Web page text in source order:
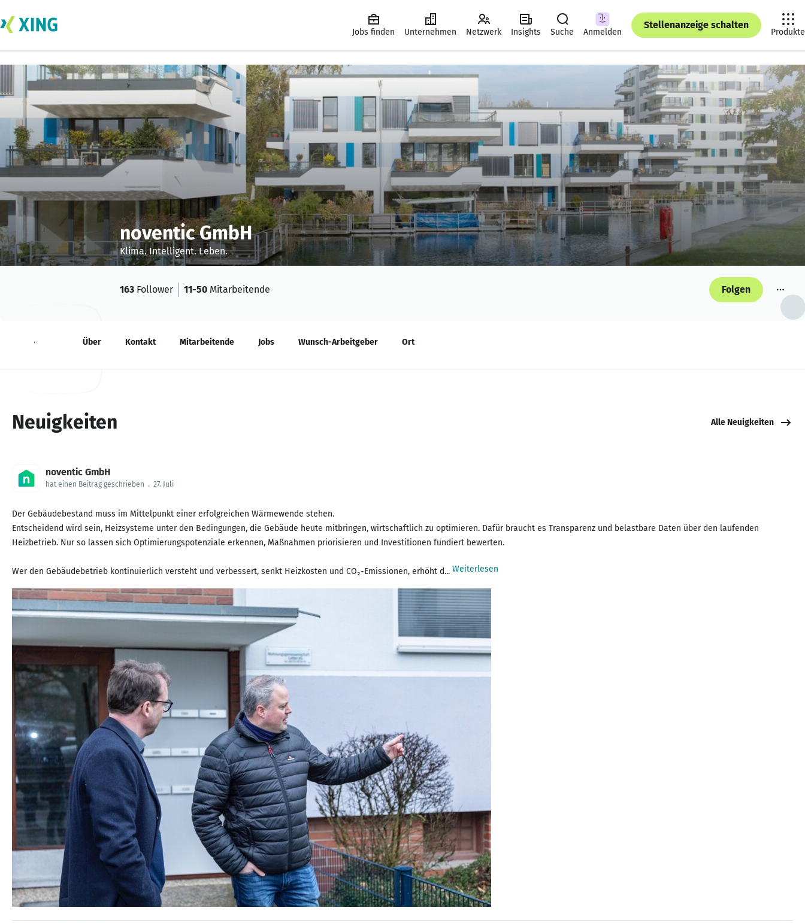
Jobs finden Unternehmen Netzwerk Insights Suche Anmelden
Stellenanzeige schalten
Produkte
noventic GmbH
Klima. Intelligent. Leben.
163 Follower 11-50 Mitarbeitende Folgen
Neuigkeiten Über Kontakt Mitarbeitende Jobs Wunsch-Arbeitgeber Ort
Neuigkeiten Alle Neuigkeiten
noventic GmbH
hat einen Beitrag geschrieben . 27. Juli
Der Gebäudebestand muss im Mittelpunkt einer erfolgreichen Wärmewende stehen.
Entscheidend wird sein, Heizsysteme unter den Bedingungen, die Gebäude heute mitbringen, wirtschaftlich zu optimieren. Dafür braucht es Transparenz und belastbare Daten über den laufenden
Heizbetrieb. Nur so lassen sich Optimierungspotenziale erkennen, Maßnahmen priorisieren und Investitionen fundiert bewerten.
Wer den Gebäudebetrieb kontinuierlich versteht und verbessert, senkt Heizkosten und CO₂-Emissionen, erhöht d... Weiterlesen